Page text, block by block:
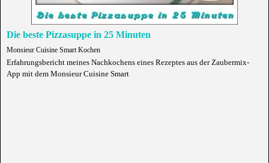
Die beste Pizzasuppe in 25 Minuten
Monsieur Cuisine Smart Kochen
Erfahrungsbericht meines Nachkochens eines Rezeptes aus der Zaubermix-
App mit dem Monsieur Cuisine Smart